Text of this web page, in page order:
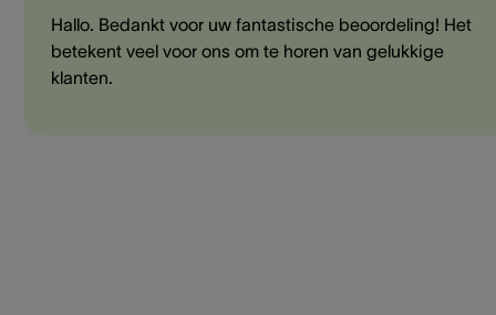
Hallo. Bedankt voor uw fantastische beoordeling! Het
betekent veel voor ons om te horen van gelukkige
klanten.